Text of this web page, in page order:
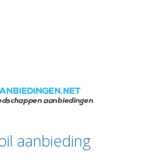
aanbieding